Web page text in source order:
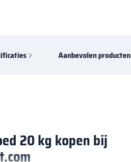
Aanbevolen producten
20 kg kopen bij